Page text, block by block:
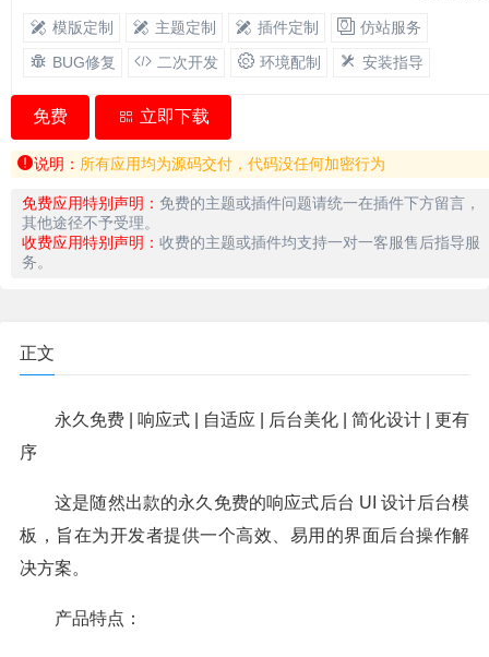
模版定制 主题定制 插件定制
仿站服务
BUG修复
二次开发 环境配制 安装指导
免费 立即下载
说明： 所有应用均为源码交付，代码没任何加密行为
免费应用特别声明： 免费的主题或插件问题请统一在插件下方留言，
其他途径不予受理。
收费应用特别声明： 收费的主题或插件均支持一对一客服售后指导服
务。
正文
永久免费 | 响应式 | 自适应 | 后台美化 | 简化设计 | 更有
序
这是随然出款的永久免费的响应式后台 UI 设计后台模
板，旨在为开发者提供一个高效、易用的界面后台操作解
决方案。
产品特点：